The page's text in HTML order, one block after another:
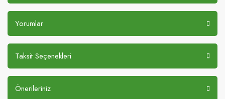
Yorumlar
Taksit Seçenekleri
Önerileriniz